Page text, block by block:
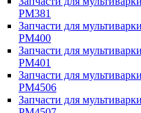
PM381
Запчасти для
PM400
Запчасти для
PM401
Запчасти для
PM4506
Запчасти для